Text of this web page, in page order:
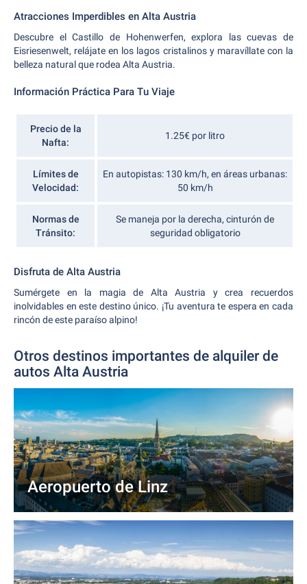
Atracciones Imperdibles en Alta Austria
Descubre el Castillo de Hohenwerfen, explora las cuevas de
Eisriesenwelt, relájate en los lagos cristalinos y maravíllate con la
belleza natural que rodea Alta Austria.
Información Práctica Para Tu Viaje
Precio de la
Nafta:
1.25€ por litro
Límites de
Velocidad:
En autopistas: 130 km/h, en áreas urbanas:
50 km/h
Normas de
Tránsito:
Se maneja por la derecha, cinturón de
seguridad obligatorio
Disfruta de Alta Austria
Sumérgete en la magia de Alta Austria y crea recuerdos
inolvidables en este destino único. ¡Tu aventura te espera en cada
rincón de este paraíso alpino!
Otros destinos importantes de alquiler de
autos Alta Austria
Aeropuerto de Linz